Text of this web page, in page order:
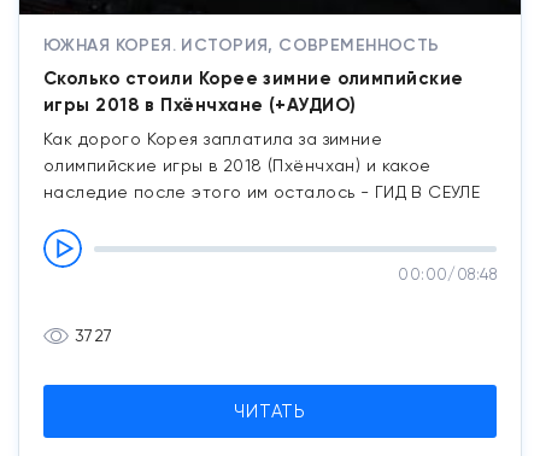
ЮЖНАЯ КОРЕЯ. ИСТОРИЯ, СОВРЕМЕННОСТЬ
Сколько стоили Корее зимние олимпийские
игры 2018 в Пхёнчхане (+АУДИО)
Как дорого Корея заплатила за зимние
олимпийские игры в 2018 (Пхёнчхан) и какое
наследие после этого им осталось - ГИД В СЕУЛЕ
00:00/ 08:48
3727
ЧИТАТЬ